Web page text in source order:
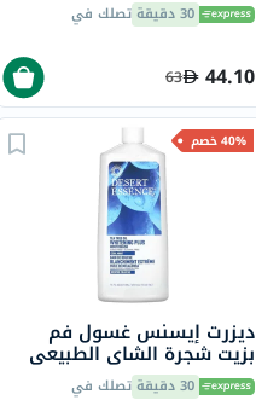
30 دقيقة تصلك في
44.10
63
40% خصم
ديزرت إيسنس غسول فم
بزيت شجرة الشاي الطبيعي
لتبييض الأسنان 473 مل
30 دقيقة تصلك في